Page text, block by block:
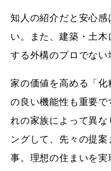
知人の紹介だと安心感
い。また、建築・土
する外構のプロでない
家の価値を高める「
の良い機能性も重要
れの家族によって異な
ングして、先々の提
事。理想の住まいを実